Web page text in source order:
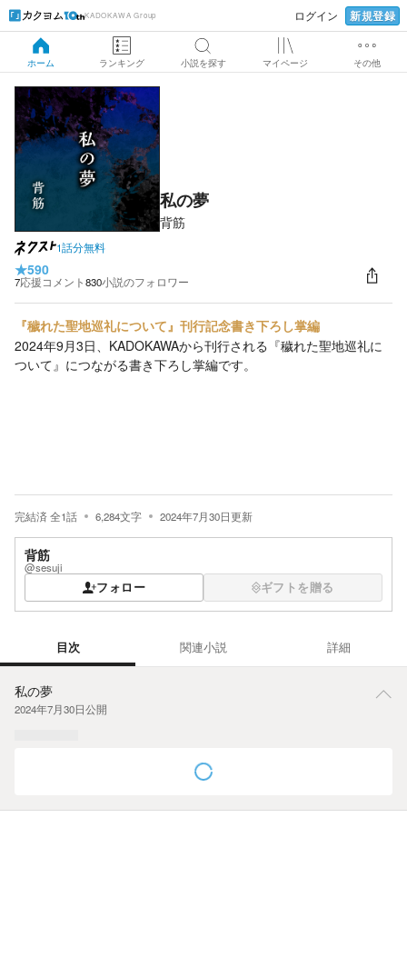
KADOKAWA Group ログイン 新規登録
ホーム ランキング 小説を探す マイページ その他
私の夢
背筋
1話分無料
★590
7応援コメント830小説のフォロワー
『穢れた聖地巡礼について』刊行記念書き下ろし掌編
2024年9月3日、KADOKAWAから刊行される『穢れた聖地巡礼に
ついて』につながる書き下ろし掌編です。
完結済全1話 6,284文字 2024年7月30日更新
背筋
@sesuji
フォロー ギフトを贈る
目次 関連小説 詳細
私の夢
2024年7月30日公開